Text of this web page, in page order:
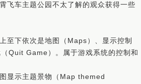
飞车主题公园不太了解的观众获得一些
至下依次是地图（Maps）、显示控制
Quit Game）。属于游戏系统的控制和
显示主题景物（Map themed